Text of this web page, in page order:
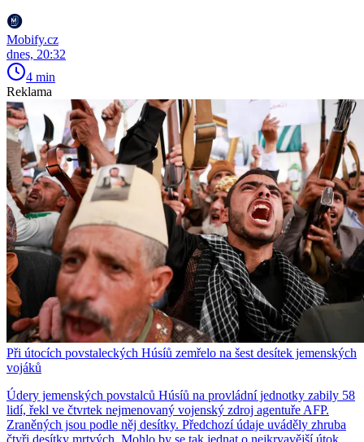
Mobify.cz
dnes, 20:32
4 min
Reklama
Při útocích povstaleckých Húsíů zemřelo na šest desítek jemenských
vojáků
Údery jemenských povstalců Húsíů na provládní jednotky zabily 58
lidí, řekl ve čtvrtek nejmenovaný vojenský zdroj agentuře AFP.
Zraněných jsou podle něj desítky. Předchozí údaje uváděly zhruba
čtyři desítky mrtvých. Mohlo by se tak jednat o nejkrvavější útok